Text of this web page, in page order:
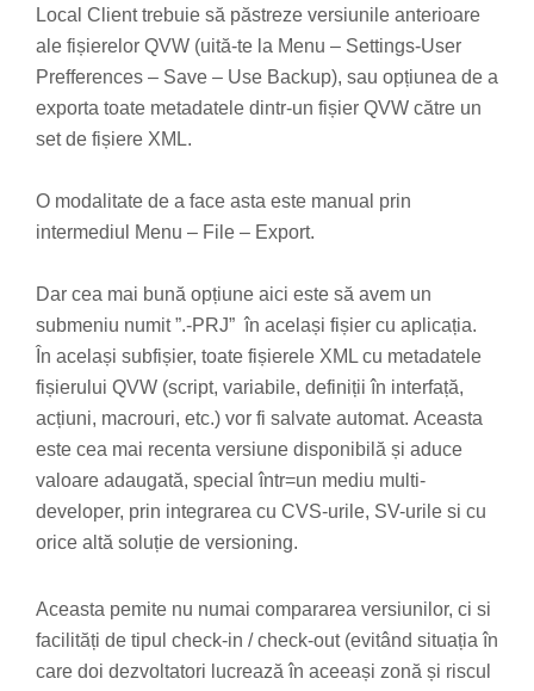
Local Client trebuie să păstreze versiunile anterioare
ale fișierelor QVW (uită-te la Menu – Settings-User
Prefferences – Save – Use Backup), sau opțiunea de a
exporta toate metadatele dintr-un fișier QVW către un
set de fișiere XML.
O modalitate de a face asta este manual prin
intermediul Menu – File – Export.
Dar cea mai bună opțiune aici este să avem un
submeniu numit ”.-PRJ” în același fișier cu aplicația.
În același subfișier, toate fișierele XML cu metadatele
fișierului QVW (script, variabile, definiții în interfață,
acțiuni, macrouri, etc.) vor fi salvate automat. Aceasta
este cea mai recenta versiune disponibilă și aduce
valoare adaugată, special într=un mediu multi-
developer, prin integrarea cu CVS-urile, SV-urile si cu
orice altă soluție de versioning.
Aceasta pemite nu numai compararea versiunilor, ci si
facilități de tipul check-in / check-out (evitând situația în
care doi dezvoltatori lucrează în aceeași zonă și riscul